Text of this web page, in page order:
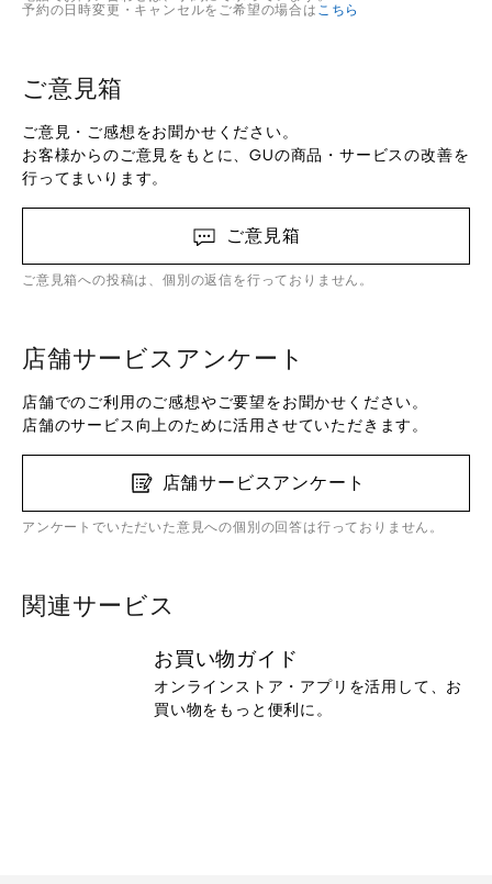
予約の日時変更・キャンセルをご希望の場合は こちら
ご意見箱
ご意見・ご感想をお聞かせください。
お客様からのご意見をもとに、GUの商品・サービスの改善を
行ってまいります。
ご意見箱
ご意見箱への投稿は、個別の返信を行っておりません。
店舗サービスアンケート
店舗でのご利用のご感想やご要望をお聞かせください。
店舗のサービス向上のために活用させていただきます。
店舗サービスアンケート
アンケートでいただいた意見への個別の回答は行っておりません。
関連サービス
お買い物ガイド
オンラインストア・アプリを活用して、お
買い物をもっと便利に。